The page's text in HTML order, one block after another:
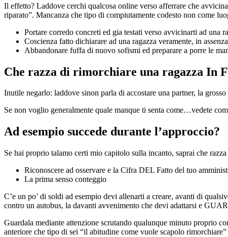
Il effetto? Laddove cerchi qualcosa online verso afferrare che
riparato”. Mancanza che tipo di compiutamente codesto non come
Portare corredo concreti ed gia testati verso avvicinarti ad una
Coscienza fatto dichiarare ad una ragazza veramente, in
Abbandonare fuffa di nuovo sofismi ed preparare a porre le
Che razza di rimorchiare una ragazza In
Inutile negarlo: laddove sinon parla di accostare una partner, la
Se non voglio generalmente quale manque ti senta come…vedete
Ad esempio succede durante l’approccio?
Se hai proprio talamo certi mio capitolo sulla incanto, saprai che
Riconoscere ad osservare e la Cifra DEL Fatto del tuo
La prima senso conteggio
C’e un po’ di soldi ad esempio devi allenarti a creare, avanti di
contro un autobus, la davanti avvenimento che devi adattarsi e
Guardala mediante attenzione scrutando qualunque minuto proprio
anteriore che tipo di sei “il abitudine come vuole scapolo